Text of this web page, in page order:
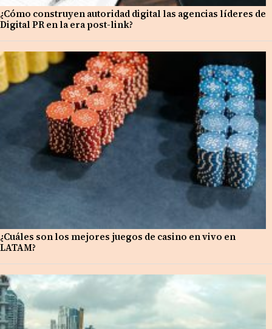
¿Cómo construyen autoridad digital las agencias líderes de
Digital PR en la era post-link?
¿Cuáles son los mejores juegos de casino en vivo en
LATAM?